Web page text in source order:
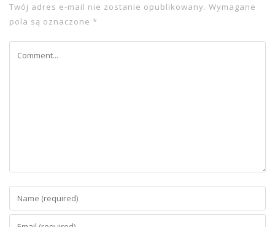
Twój adres e-mail nie zostanie opublikowany. Wymagane
pola są oznaczone *